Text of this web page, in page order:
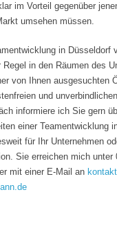
im Vorteil gegenüber
umsehen müssen.
in Düsseldorf
Regel in den Räumen des
von Ihnen ausgesuchten
und unverbindlichen
informiere ich Sie gern
einer Teamentwicklung
für Ihr Unternehmen
Sie erreichen mich unter
mit einer E-Mail an kontakt